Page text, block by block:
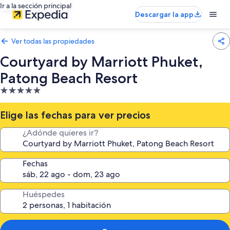
Ir a la sección principal
Descargar la app
Ver todas las propiedades
Courtyard by Marriott Phuket,
Patong Beach Resort
Propiedad
de
5.0
estrellas
Elige las fechas para ver precios
¿Adónde quieres ir?
Fechas
Huéspedes